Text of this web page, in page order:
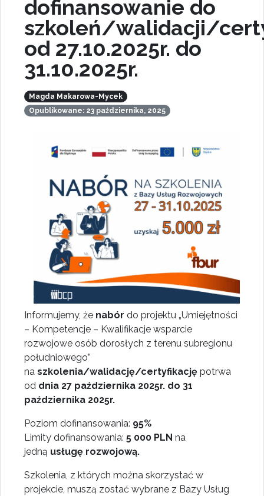
dofinansowanie do
szkoleń/walidacji/
od 27.10.2025r. do
31.10.2025r.
Magda Makarowa-Mycek
Opublikowane: 23 października, 2025
Informujemy, że nabór do projektu „Umiejętności
– Kompetencje – Kwalifikacje wsparcie
rozwojowe osób dorosłych z terenu subregionu
południowego”
na szkolenia/walidację/certyfikację potrwa
od dnia 27 października 2025r. do 31
października 2025r.
Poziom dofinansowania: 95%
Limity dofinansowania: 5 000 PLN na
jedną usługę rozwojową.
Szkolenia, z których można skorzystać w
projekcie, muszą zostać wybrane z Bazy Usług